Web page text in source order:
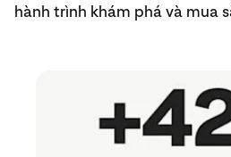
hành trình khám phá và mua